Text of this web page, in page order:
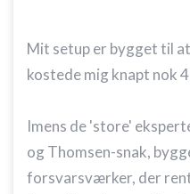
​Mit setup er bygget til
kostede mig knapt nok
Imens de 'store'
og Thomsen-snak,
forsvarsværker, der